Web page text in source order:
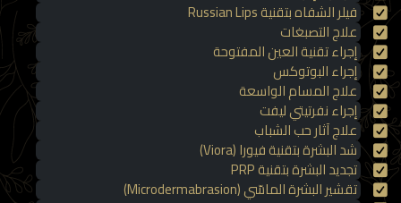
فيلر الشفاه بتقنية Russian Lips
علاج التصبغات
إجراء تقنية العين المفتوحة
إجراء البوتوكس
علاج المسام الواسعة
إجراء نفرتيتي ليفت
علاج آثار حب الشباب
شد البشرة بتقنية فيورا (Viora)
تجديد البشرة بتقنية PRP
تقشير البشرة الماسّي (Microdermabrasion)